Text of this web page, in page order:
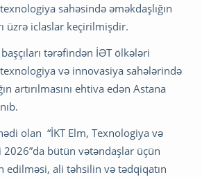
sahəsində əməkdaşlığın
üzrə iclaslar keçirilmişdir.
tərəfindən İƏT ölkələri
və innovasiya sahələrində
artırılmasını ehtiva edən Astana
olan “İKT Elm, Texnologiya və
bütün vətəndaşlar üçün
edilməsi, ali təhsilin və tədqiqatın